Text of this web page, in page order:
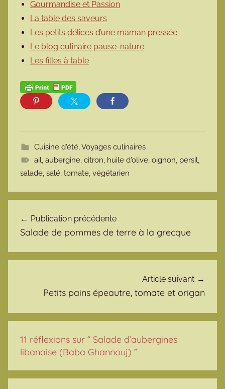
Gourmandise et Passion
La table des saveurs
Les petits délices d’une maman pressée
Le blog culinaire pause-nature
Les filles à table
Cuisine d'été,Voyages culinaires
ail, aubergine, citron, huile d'olive, oignon, persil,
salade, salé, tomate, végétarien
Publication précédente
Salade de pommes de terre à la grecque
Article suivant
Petits pains épeautre, tomate et origan
11 réflexions sur “ Salade d’aubergines
libanaise (Baba Ghannouj) ”